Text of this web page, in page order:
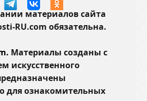
материалов сайта
RU.com обязательна.
Материалы созданы с
искусственного
для ознакомительных